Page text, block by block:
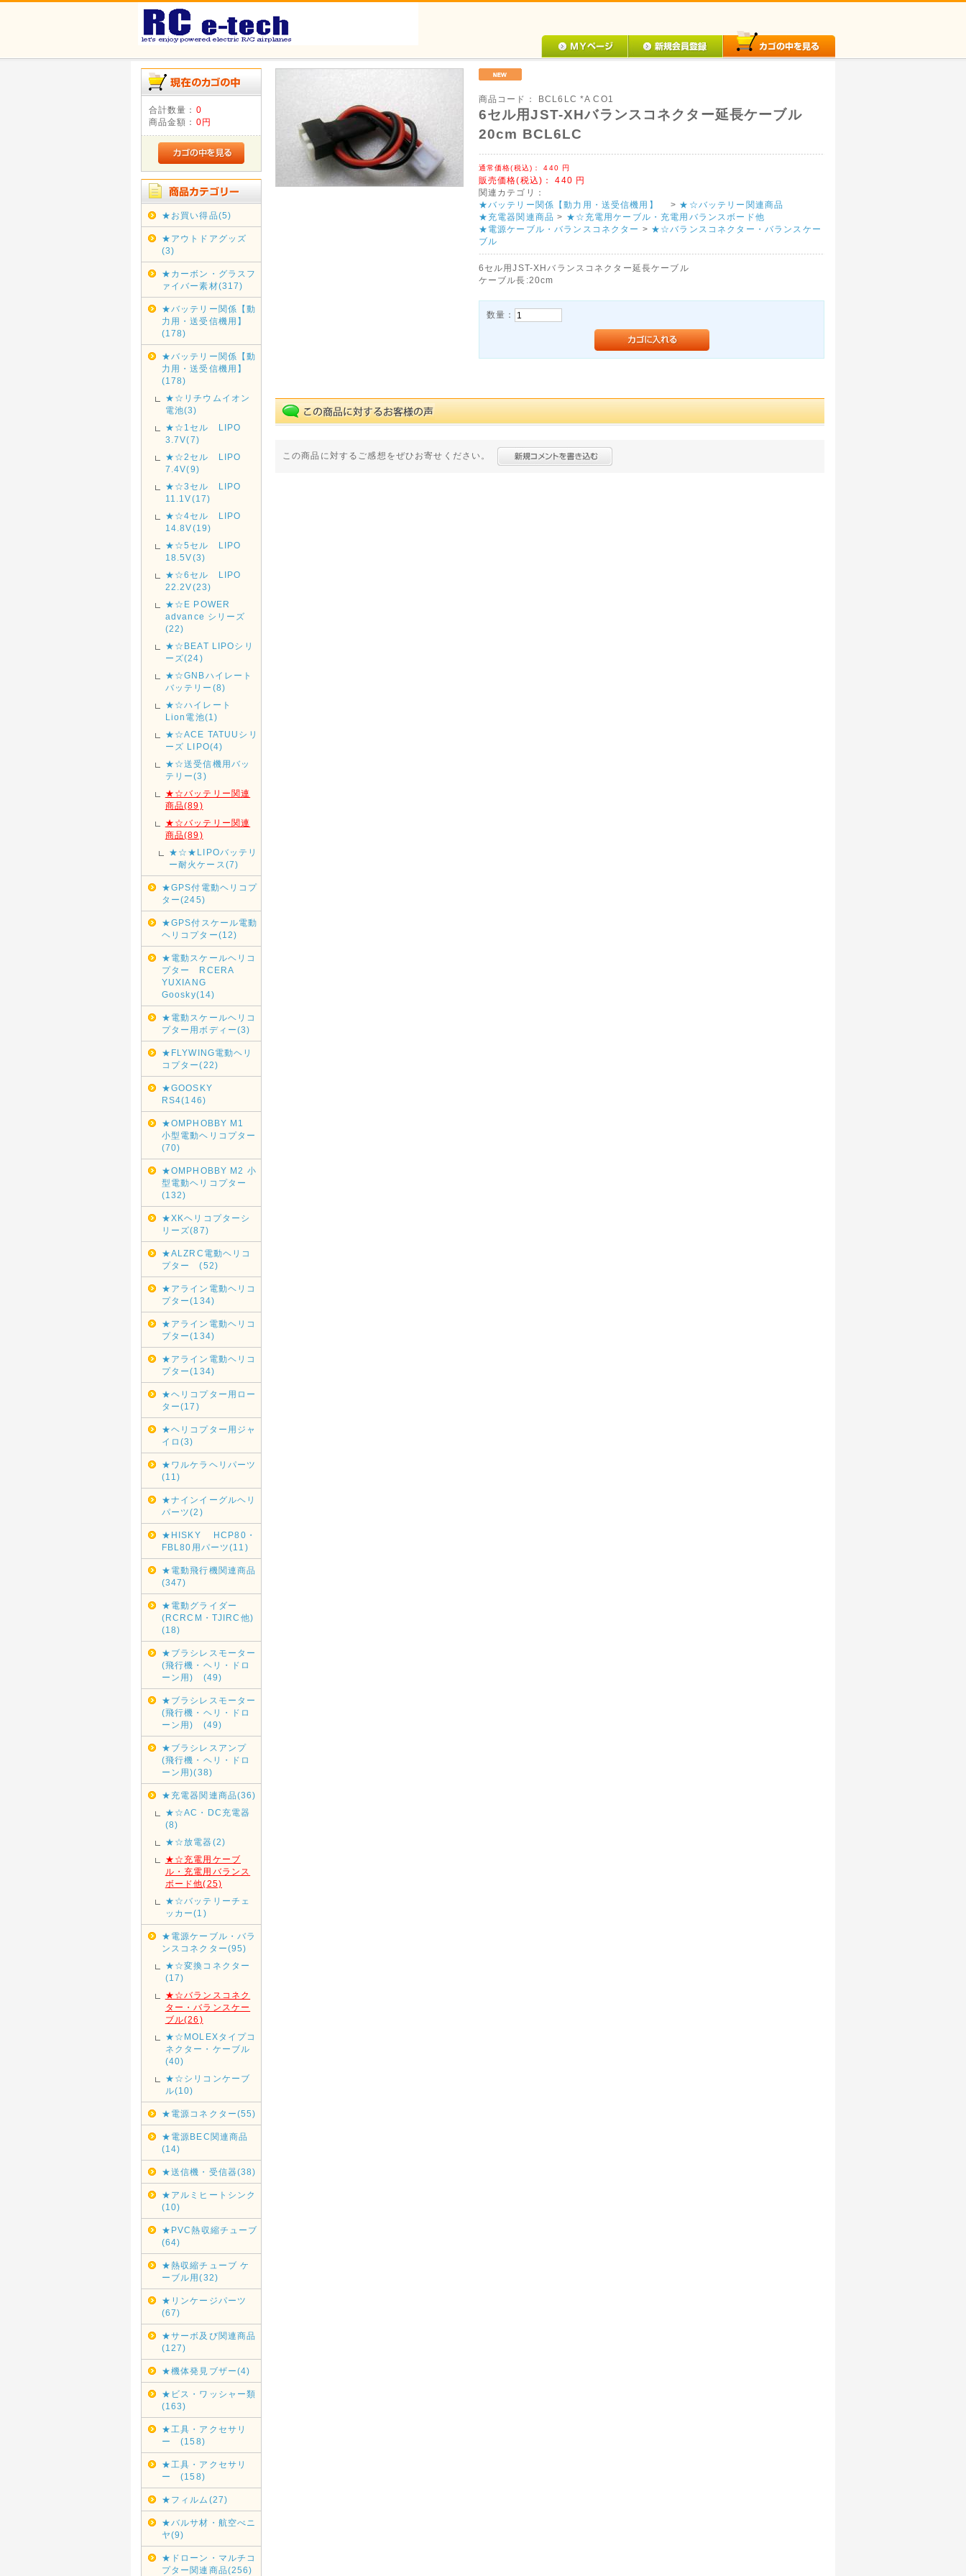
合計数量： 0
商品金額： 0円
★お買い得品(5)
★アウトドアグッズ
(3)
★カーボン・グラスフ
ァイバー素材(317)
★バッテリー関係【動
力用・送受信機用】
(178)
★バッテリー関係【動
力用・送受信機用】
(178)
★☆リチウムイオン
電池(3)
★☆1セル LIPO
3.7V(7)
★☆2セル LIPO
7.4V(9)
★☆3セル LIPO
11.1V(17)
★☆4セル LIPO
14.8V(19)
★☆5セル LIPO
18.5V(3)
★☆6セル LIPO
22.2V(23)
★☆E POWER
advance シリーズ
(22)
★☆BEAT LIPOシリ
ーズ(24)
★☆GNBハイレート
バッテリー(8)
★☆ハイレート
Lion電池(1)
★☆ACE TATUUシリ
ーズ LIPO(4)
★☆送受信機用バッ
テリー(3)
★☆バッテリー関連
商品(89)
★☆バッテリー関連
商品(89)
★☆★LIPOバッテリ
ー耐火ケース(7)
★GPS付電動ヘリコプ
ター(245)
★GPS付スケール電動
ヘリコプター(12)
★電動スケールヘリコ
プター RCERA
YUXIANG
Goosky(14)
★電動スケールヘリコ
プター用ボディー(3)
★FLYWING電動ヘリ
コプター(22)
★GOOSKY
RS4(146)
★OMPHOBBY M1
小型電動ヘリコプター
(70)
★OMPHOBBY M2 小
型電動ヘリコプター
(132)
★XKヘリコプターシ
リーズ(87)
★ALZRC電動ヘリコ
プター (52)
★アライン電動ヘリコ
プター(134)
★アライン電動ヘリコ
プター(134)
★アライン電動ヘリコ
プター(134)
★ヘリコプター用ロー
ター(17)
★ヘリコプター用ジャ
イロ(3)
★ワルケラヘリパーツ
(11)
★ナインイーグルヘリ
パーツ(2)
★HISKY HCP80・
FBL80用パーツ(11)
★電動飛行機関連商品
(347)
★電動グライダー
(RCRCM・TJIRC他)
(18)
★ブラシレスモーター
(飛行機・ヘリ・ドロ
ーン用) (49)
★ブラシレスモーター
(飛行機・ヘリ・ドロ
ーン用) (49)
★ブラシレスアンプ
(飛行機・ヘリ・ドロ
ーン用)(38)
★充電器関連商品(36)
★☆AC・DC充電器
(8)
★☆放電器(2)
★☆充電用ケーブ
ル・充電用バランス
ボード他(25)
★☆バッテリーチェ
ッカー(1)
★電源ケーブル・バラ
ンスコネクター(95)
★☆変換コネクター
(17)
★☆バランスコネク
ター・バランスケー
ブル(26)
★☆MOLEXタイプコ
ネクター・ケーブル
(40)
★☆シリコンケーブ
ル(10)
★電源コネクター(55)
★電源BEC関連商品
(14)
★送信機・受信器(38)
★アルミヒートシンク
(10)
★PVC熱収縮チューブ
(64)
★熱収縮チューブ ケ
ーブル用(32)
★リンケージパーツ
(67)
★サーボ及び関連商品
(127)
★機体発見ブザー(4)
★ビス・ワッシャー類
(163)
★工具・アクセサリ
ー (158)
★工具・アクセサリ
ー (158)
★フィルム(27)
★バルサ材・航空べニ
ヤ(9)
★ドローン・マルチコ
プター関連商品(256)
商品コード： BCL6LC *A CO1
6セル用JST-XHバランスコネクター延長ケーブル
20cm BCL6LC
通常価格(税込)：440 円
販売価格(税込)：440 円
関連カテゴリ：
★バッテリー関係【動力用・送受信機用】
> ★☆バッテリー関連商品
★充電器関連商品 > ★☆充電用ケーブル・充電用バランスボード他
★電源ケーブル・バランスコネクター > ★☆バランスコネクター・バランスケー
ブル
6セル用JST-XHバランスコネクター延長ケーブル
ケーブル長:20cm
数量：
この商品に対するご感想をぜひお寄せください。